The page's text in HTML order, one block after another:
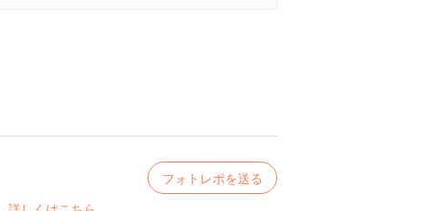
フォトレポを送る